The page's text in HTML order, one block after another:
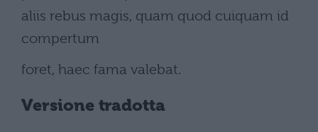
aliis rebus magis, quam quod cuiquam id
compertum
foret, haec fama valebat.
Versione tradotta